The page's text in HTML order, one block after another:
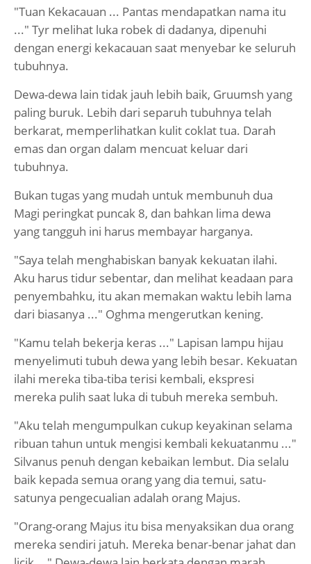
"Tuan Kekacauan ... Pantas mendapatkan nama itu
..." Tyr melihat luka robek di dadanya, dipenuhi
dengan energi kekacauan saat menyebar ke seluruh
tubuhnya.
Dewa-dewa lain tidak jauh lebih baik, Gruumsh yang
paling buruk. Lebih dari separuh tubuhnya telah
berkarat, memperlihatkan kulit coklat tua. Darah
emas dan organ dalam mencuat keluar dari
tubuhnya.
Bukan tugas yang mudah untuk membunuh dua
Magi peringkat puncak 8, dan bahkan lima dewa
yang tangguh ini harus membayar harganya.
"Saya telah menghabiskan banyak kekuatan ilahi.
Aku harus tidur sebentar, dan melihat keadaan para
penyembahku, itu akan memakan waktu lebih lama
dari biasanya ..." Oghma mengerutkan kening.
"Kamu telah bekerja keras ..." Lapisan lampu hijau
menyelimuti tubuh dewa yang lebih besar. Kekuatan
ilahi mereka tiba-tiba terisi kembali, ekspresi
mereka pulih saat luka di tubuh mereka sembuh.
"Aku telah mengumpulkan cukup keyakinan selama
ribuan tahun untuk mengisi kembali kekuatanmu ..."
Silvanus penuh dengan kebaikan lembut. Dia selalu
baik kepada semua orang yang dia temui, satu-
satunya pengecualian adalah orang Majus.
"Orang-orang Majus itu bisa menyaksikan dua orang
mereka sendiri jatuh. Mereka benar-benar jahat dan